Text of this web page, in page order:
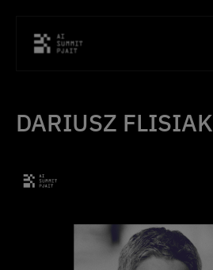
Prelegenci
Lokalizacja
DARIUSZ FLISIAK